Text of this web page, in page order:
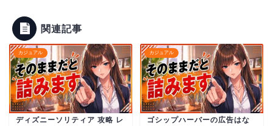
関連記事
カジュアル
ディズニーソリティア 攻略 レ
カジュアル
ゴシップハーバーの広告はな